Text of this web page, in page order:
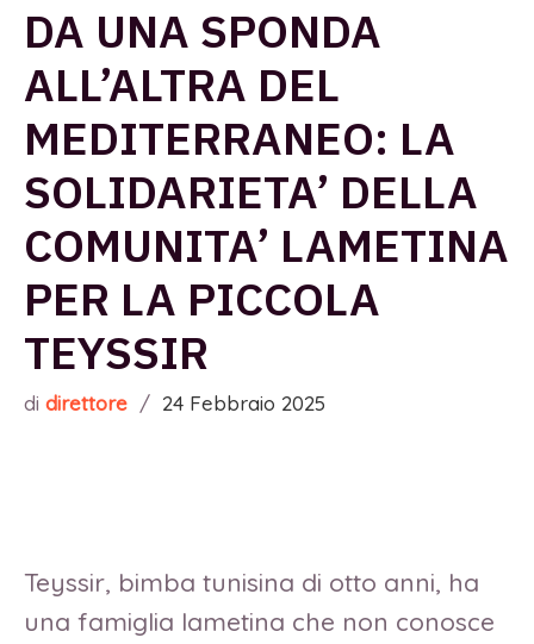
DA UNA SPONDA
ALL’ALTRA DEL
MEDITERRANEO: LA
SOLIDARIETA’ DELLA
COMUNITA’ LAMETINA
PER LA PICCOLA
TEYSSIR
di direttore / 24 Febbraio 2025
Teyssir, bimba tunisina di otto anni, ha
una famiglia lametina che non conosce